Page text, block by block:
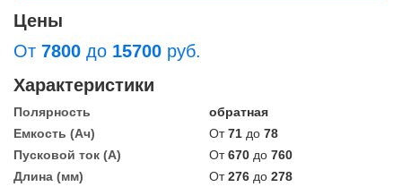
Цены
От 7800 до 15700 руб.
Характеристики
Полярность
обратная
Емкость (Ач)
От71 до 78
Пусковой ток (А)
От670 до 760
Длина (мм)
От276 до 278